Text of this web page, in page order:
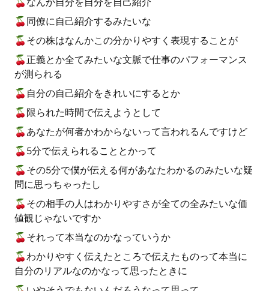
🍒同僚に自己紹介するみたいな
🍒その株はなんかこの分かりやすく表現することが
🍒正義とか全てみたいな文脈で仕事のパフォーマンス
が測られる
🍒自分の自己紹介をきれいにするとか
🍒限られた時間で伝えようとして
🍒あなたが何者かわからないって言われるんですけど
🍒5分で伝えられることとかって
🍒その5分で僕が伝える何があなたわかるのみたいな疑
問に思っちゃったし
🍒その相手の人はわかりやすさが全ての全みたいな価
値観じゃないですか
🍒それって本当なのかなっていうか
🍒わかりやすく伝えたところで伝えたものって本当に
自分のリアルなのかなって思ったときに